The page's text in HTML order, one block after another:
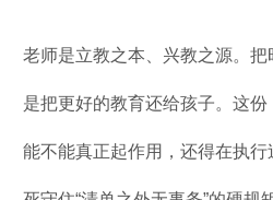
老师是立教之本、兴教之源。
是把更好的教育还给孩子。这
能不能真正起作用，还得在执